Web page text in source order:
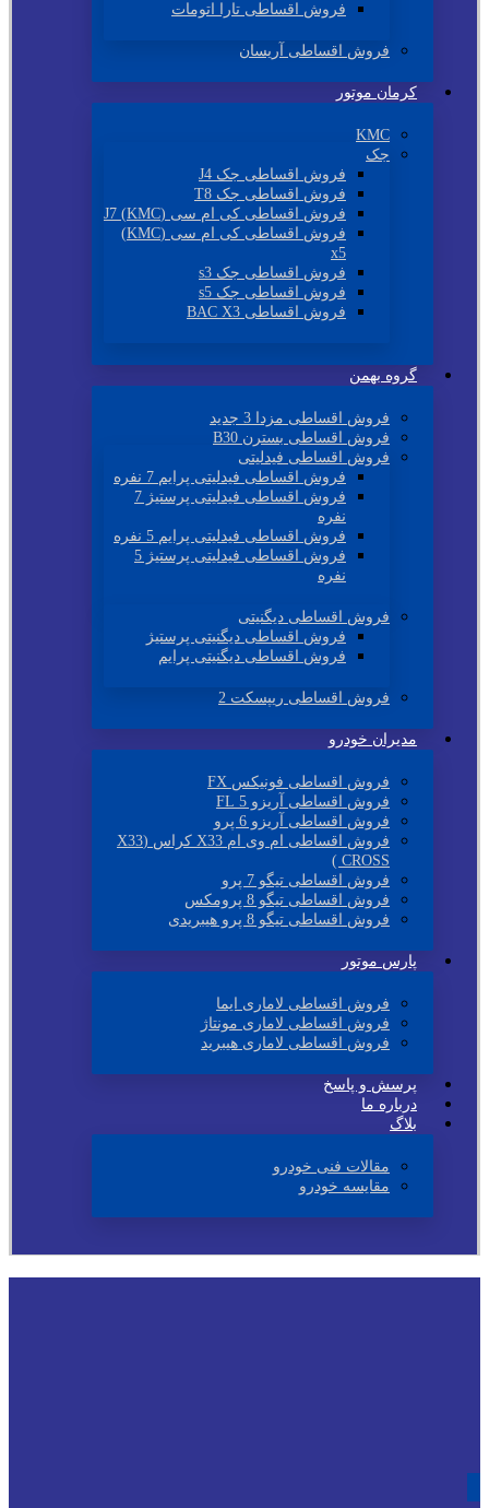
فروش اقساطی تارا اتومات
فروش اقساطی آریسان
کرمان موتور
KMC
جک
فروش اقساطی جک J4
فروش اقساطی جک T8
فروش اقساطی کی ام سی (KMC) J7
فروش اقساطی کی ام سی (KMC)
x5
فروش اقساطی جک s3
فروش اقساطی جک s5
فروش اقساطی BAC X3
گروه بهمن
فروش اقساطی مزدا 3 جدید
فروش اقساطی بسترن B30
فروش اقساطی فیدلیتی
فروش اقساطی فیدلیتی پرایم 7 نفره
فروش اقساطی فیدلیتی پرستیژ 7
نفره
فروش اقساطی فیدلیتی پرایم 5 نفره
فروش اقساطی فیدلیتی پرستیژ 5
نفره
فروش اقساطی دیگنیتی
فروش اقساطی دیگنیتی پرستیژ
فروش اقساطی دیگنیتی پرایم
فروش اقساطی ریپسکت 2
مدیران خودرو
فروش اقساطی فونیکس FX
فروش اقساطی آریزو 5 FL
فروش اقساطی آریزو 6 پرو
فروش اقساطی ام وی ام X33 کراس (X33
CROSS )
فروش اقساطی تیگو 7 پرو
فروش اقساطی تیگو 8 پرومکس
فروش اقساطی تیگو 8 پرو هیبریدی
پارس موتور
فروش اقساطی لاماری ایما
فروش اقساطی لاماری مونتاژ
فروش اقساطی لاماری هیبرید
پرسش و پاسخ
درباره ما
بلاگ
مقالات فنی خودرو
مقایسه خودرو